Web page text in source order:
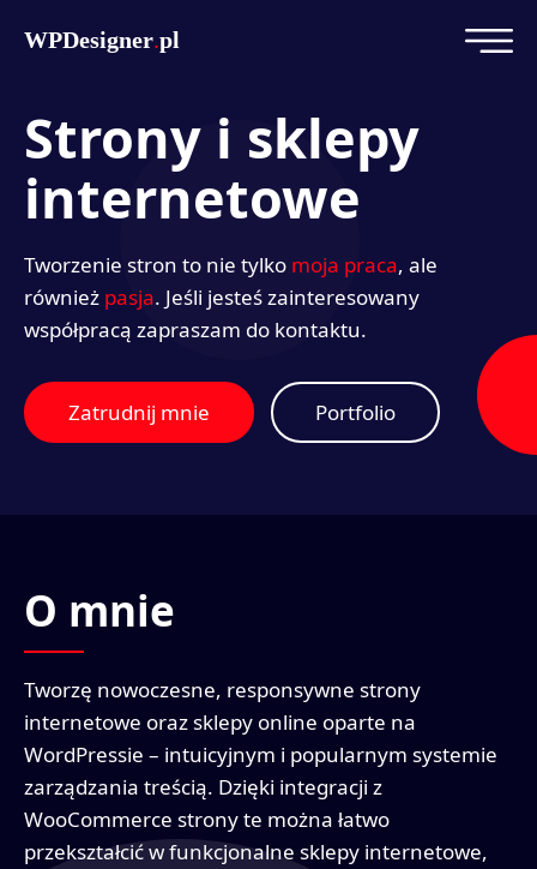
WPDesigner.pl
Strony i sklepy
internetowe
Tworzenie stron to nie tylko moja praca, ale
również pasja. Jeśli jesteś zainteresowany
współpracą zapraszam do kontaktu.
Zatrudnij mnie Portfolio
O mnie
Tworzę nowoczesne, responsywne strony
internetowe oraz sklepy online oparte na
WordPressie – intuicyjnym i popularnym systemie
zarządzania treścią. Dzięki integracji z
WooCommerce strony te można łatwo
przekształcić w funkcjonalne sklepy internetowe,